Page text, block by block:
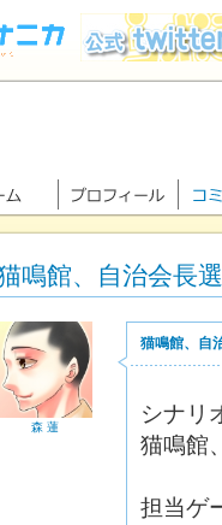
鳴館、自治会長
森 蓮
猫鳴館、自
シナリ
猫鳴館
担当ゲ